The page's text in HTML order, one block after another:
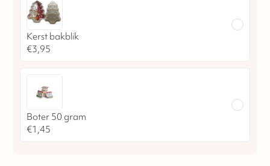
Kerst bakblik
€3,95
Boter 50 gram
€1,45